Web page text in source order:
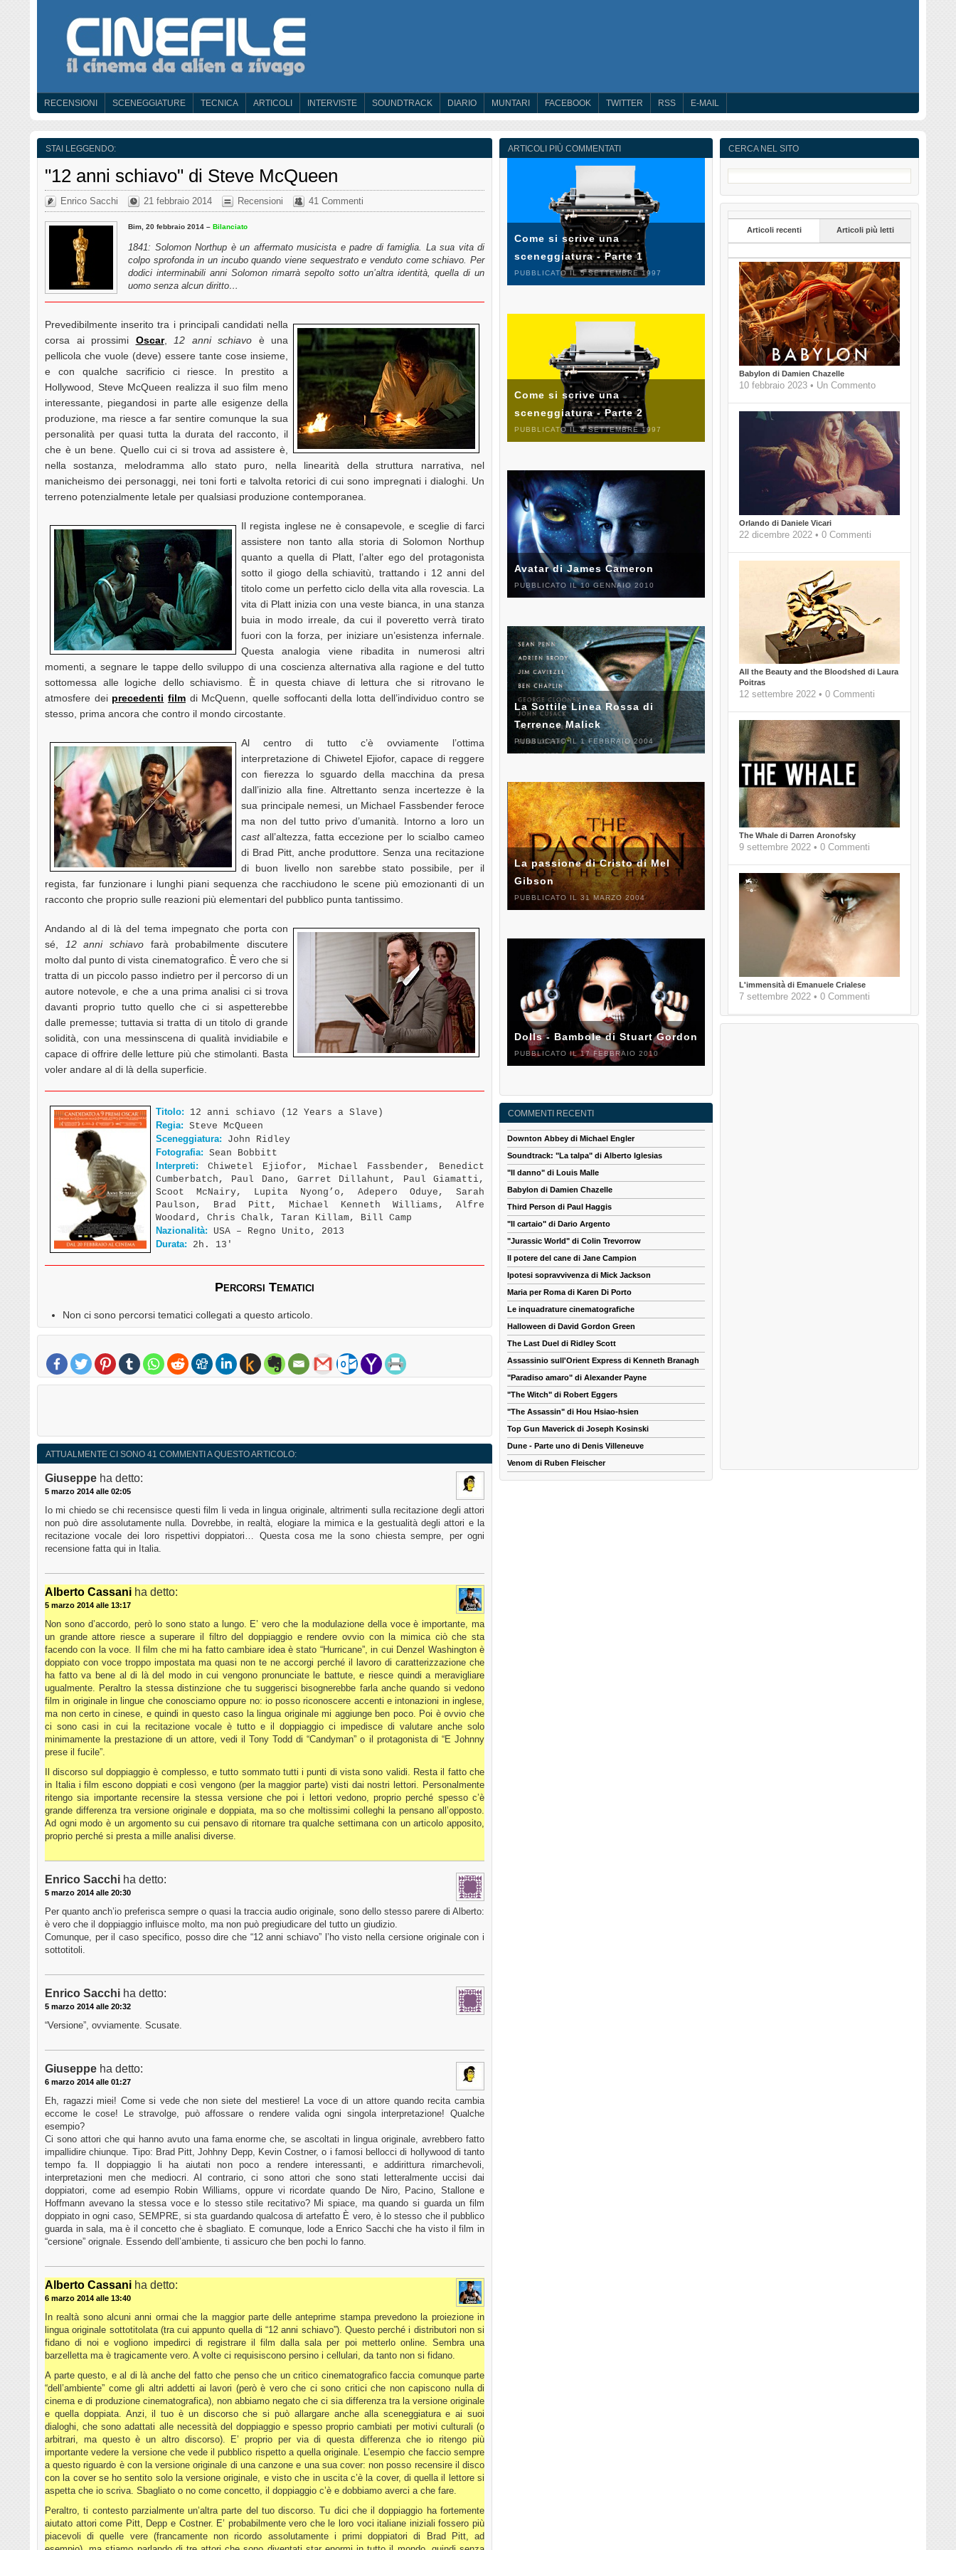
RECENSIONI SCENEGGIATURE TECNICA ARTICOLI INTERVISTE SOUNDTRACK DIARIO MUNTARI FACEBOOK TWITTER RSS E-MAIL
STAI LEGGENDO:
"12 anni schiavo" di Steve McQueen
Enrico Sacchi 21 febbraio 2014 Recensioni 41 Commenti
Bim, 20 febbraio 2014 – Bilanciato
1841: Solomon Northup è un affermato musicista e padre di famiglia. La sua vita di
colpo sprofonda in un incubo quando viene sequestrato e venduto come schiavo. Per
dodici interminabili anni Solomon rimarrà sepolto sotto un’altra identità, quella di un
uomo senza alcun diritto…
Prevedibilmente inserito tra i principali candidati nella
corsa ai prossimi Oscar, 12 anni schiavo è una
pellicola che vuole (deve) essere tante cose insieme,
e con qualche sacrificio ci riesce. In prestito a
Hollywood, Steve McQueen realizza il suo film meno
interessante, piegandosi in parte alle esigenze della
produzione, ma riesce a far sentire comunque la sua
personalità per quasi tutta la durata del racconto, il
che è un bene. Quello cui ci si trova ad assistere è,
nella sostanza, melodramma allo stato puro, nella linearità della struttura narrativa, nel
manicheismo dei personaggi, nei toni forti e talvolta retorici di cui sono impregnati i dialoghi. Un
terreno potenzialmente letale per qualsiasi produzione contemporanea.
Il regista inglese ne è consapevole, e sceglie di farci
assistere non tanto alla storia di Solomon Northup
quanto a quella di Platt, l’alter ego del protagonista
sotto il giogo della schiavitù, trattando i 12 anni del
titolo come un perfetto ciclo della vita alla rovescia. La
vita di Platt inizia con una veste bianca, in una stanza
buia in modo irreale, da cui il poveretto verrà tirato
fuori con la forza, per iniziare un’esistenza infernale.
Questa analogia viene ribadita in numerosi altri
momenti, a segnare le tappe dello sviluppo di una coscienza alternativa alla ragione e del tutto
sottomessa alle logiche dello schiavismo. È in questa chiave di lettura che si ritrovano le
atmosfere dei precedenti film di McQuenn, quelle soffocanti della lotta dell’individuo contro se
stesso, prima ancora che contro il mondo circostante.
Al centro di tutto c’è ovviamente l’ottima
interpretazione di Chiwetel Ejiofor, capace di reggere
con fierezza lo sguardo della macchina da presa
dall’inizio alla fine. Altrettanto senza incertezze è la
sua principale nemesi, un Michael Fassbender feroce
ma non del tutto privo d’umanità. Intorno a loro un
castall’altezza, fatta eccezione per lo scialbo cameo
di Brad Pitt, anche produttore. Senza una recitazione
di buon livello non sarebbe stato possibile, per il
regista, far funzionare i lunghi piani sequenza che racchiudono le scene più emozionanti di un
racconto che proprio sulle reazioni più elementari del pubblico punta tantissimo.
Andando al di là del tema impegnato che porta con
sé,
12 anni schiavo farà probabilmente discutere
molto dal punto di vista cinematografico. È vero che si
tratta di un piccolo passo indietro per il percorso di un
autore notevole, e che a una prima analisi ci si trova
davanti proprio tutto quello che ci si aspetterebbe
dalle premesse; tuttavia si tratta di un titolo di grande
solidità, con una messinscena di qualità invidiabile e
capace di offrire delle letture più che stimolanti. Basta
voler andare al di là della superficie.
Titolo: 12 anni schiavo (12 Years a Slave)
Regia: Steve McQueen
Sceneggiatura: John Ridley
Fotografia: Sean Bobbitt
Interpreti: Chiwetel Ejiofor, Michael Fassbender, Benedict
Cumberbatch, Paul Dano, Garret Dillahunt, Paul Giamatti,
Scoot McNairy, Lupita Nyong’o, Adepero Oduye, Sarah
Paulson, Brad Pitt, Michael Kenneth Williams, Alfre
Woodard, Chris Chalk, Taran Killam, Bill Camp
Nazionalità: USA – Regno Unito, 2013
Durata: 2h. 13′
Percorsi Tematici
Non ci sono percorsi tematici collegati a questo articolo.
ATTUALMENTE CI SONO 41 COMMENTI A QUESTO ARTICOLO:
Giuseppe ha detto:
5 marzo 2014 alle 02:05
Io mi chiedo se chi recensisce questi film li veda in lingua originale, altrimenti sulla recitazione degli attori
non può dire assolutamente nulla. Dovrebbe, in realtà, elogiare la mimica e la gestualità degli attori e la
recitazione vocale dei loro rispettivi doppiatori… Questa cosa me la sono chiesta sempre, per ogni
recensione fatta qui in Italia.
Alberto Cassani ha detto:
5 marzo 2014 alle 13:17
Non sono d’accordo, però lo sono stato a lungo. E’ vero che la modulazione della voce è importante, ma
un grande attore riesce a superare il filtro del doppiaggio e rendere ovvio con la mimica ciò che sta
facendo con la voce. Il film che mi ha fatto cambiare idea è stato “Hurricane”, in cui Denzel Washington è
doppiato con voce troppo impostata ma quasi non te ne accorgi perché il lavoro di caratterizzazione che
ha fatto va bene al di là del modo in cui vengono pronunciate le battute, e riesce quindi a meravigliare
ugualmente. Peraltro la stessa distinzione che tu suggerisci bisognerebbe farla anche quando si vedono
film in originale in lingue che conosciamo oppure no: io posso riconoscere accenti e intonazioni in inglese,
ma non certo in cinese, e quindi in questo caso la lingua originale mi aggiunge ben poco. Poi è ovvio che
ci sono casi in cui la recitazione vocale è tutto e il doppiaggio ci impedisce di valutare anche solo
minimamente la prestazione di un attore, vedi il Tony Todd di “Candyman” o il protagonista di “E Johnny
prese il fucile”.
Il discorso sul doppiaggio è complesso, e tutto sommato tutti i punti di vista sono validi. Resta il fatto che
in Italia i film escono doppiati e così vengono (per la maggior parte) visti dai nostri lettori. Personalmente
ritengo sia importante recensire la stessa versione che poi i lettori vedono, proprio perché spesso c’è
grande differenza tra versione originale e doppiata, ma so che moltissimi colleghi la pensano all’opposto.
Ad ogni modo è un argomento su cui pensavo di ritornare tra qualche settimana con un articolo apposito,
proprio perché si presta a mille analisi diverse.
Enrico Sacchi ha detto:
5 marzo 2014 alle 20:30
Per quanto anch’io preferisca sempre o quasi la traccia audio originale, sono dello stesso parere di Alberto:
è vero che il doppiaggio influisce molto, ma non può pregiudicare del tutto un giudizio.
Comunque, per il caso specifico, posso dire che “12 anni schiavo” l’ho visto nella cersione originale con i
sottotitoli.
Enrico Sacchi ha detto:
5 marzo 2014 alle 20:32
“Versione”, ovviamente. Scusate.
Giuseppe ha detto:
6 marzo 2014 alle 01:27
Eh, ragazzi miei! Come si vede che non siete del mestiere! La voce di un attore quando recita cambia
eccome le cose! Le stravolge, può affossare o rendere valida ogni singola interpretazione! Qualche
esempio?
Ci sono attori che qui hanno avuto una fama enorme che, se ascoltati in lingua originale, avrebbero fatto
impallidire chiunque. Tipo: Brad Pitt, Johhny Depp, Kevin Costner, o i famosi bellocci di hollywood di tanto
tempo fa. Il doppiaggio li ha aiutati non poco a rendere interessanti, e addirittura rimarchevoli,
interpretazioni men che mediocri. Al contrario, ci sono attori che sono stati letteralmente uccisi dai
doppiatori, come ad esempio Robin Williams, oppure vi ricordate quando De Niro, Pacino, Stallone e
Hoffmann avevano la stessa voce e lo stesso stile recitativo? Mi spiace, ma quando si guarda un film
doppiato in ogni caso, SEMPRE, si sta guardando qualcosa di artefatto È vero, è lo stesso che il pubblico
guarda in sala, ma è il concetto che è sbagliato. E comunque, lode a Enrico Sacchi che ha visto il film in
“cersione” orignale. Essendo dell’ambiente, ti assicuro che ben pochi lo fanno.
Alberto Cassani ha detto:
6 marzo 2014 alle 13:40
In realtà sono alcuni anni ormai che la maggior parte delle anteprime stampa prevedono la proiezione in
lingua originale sottotitolata (tra cui appunto quella di “12 anni schiavo”). Questo perché i distributori non si
fidano di noi e vogliono impedirci di registrare il film dalla sala per poi metterlo online. Sembra una
barzelletta ma è tragicamente vero. A volte ci requisiscono persino i cellulari, da tanto non si fidano.
A parte questo, e al di là anche del fatto che penso che un critico cinematografico faccia comunque parte
“dell’ambiente” come gli altri addetti ai lavori (però è vero che ci sono critici che non capiscono nulla di
cinema e di produzione cinematografica), non abbiamo negato che ci sia differenza tra la versione originale
e quella doppiata. Anzi, il tuo è un discorso che si può allargare anche alla sceneggiatura e ai suoi
dialoghi, che sono adattati alle necessità del doppiaggio e spesso proprio cambiati per motivi culturali (o
arbitrari, ma questo è un altro discorso). E’ proprio per via di questa differenza che io ritengo più
importante vedere la versione che vede il pubblico rispetto a quella originale. L’esempio che faccio sempre
a questo riguardo è con la versione originale di una canzone e una sua cover: non posso recensire il disco
con la cover se ho sentito solo la versione originale, e visto che in uscita c’è la cover, di quella il lettore si
aspetta che io scriva. Sbagliato o no come concetto, il doppiaggio c’è e dobbiamo averci a che fare.
Peraltro, ti contesto parzialmente un’altra parte del tuo discorso. Tu dici che il doppiaggio ha fortemente
aiutato attori come Pitt, Depp e Costner. E’ probabilmente vero che le loro voci italiane iniziali fossero più
piacevoli di quelle vere (francamente non ricordo assolutamente i primi doppiatori di Brad Pitt, ad
CERCA NEL SITO
Articoli recenti Articoli più letti
Babylon di Damien Chazelle
10 febbraio 2023 • Un Commento
Orlando di Daniele Vicari
22 dicembre 2022 • 0 Commenti
All the Beauty and the Bloodshed di Laura
Poitras
12 settembre 2022 • 0 Commenti
The Whale di Darren Aronofsky
9 settembre 2022 • 0 Commenti
L'immensità di Emanuele Crialese
7 settembre 2022 • 0 Commenti
ARTICOLI PIÙ COMMENTATI
Come si scrive una
sceneggiatura - Parte 1
PUBBLICATO IL 5 SETTEMBRE 1997
Come si scrive una
sceneggiatura - Parte 2
PUBBLICATO IL 4 SETTEMBRE 1997
Avatar di James Cameron
PUBBLICATO IL 10 GENNAIO 2010
La Sottile Linea Rossa di
Terrence Malick
PUBBLICATO IL 1 FEBBRAIO 2004
La passione di Cristo di Mel
Gibson
PUBBLICATO IL 31 MARZO 2004
Dolls - Bambole di Stuart Gordon
PUBBLICATO IL 17 FEBBRAIO 2010
COMMENTI RECENTI
Downton Abbey di Michael Engler
Soundtrack: "La talpa" di Alberto Iglesias
"Il danno" di Louis Malle
Babylon di Damien Chazelle
Third Person di Paul Haggis
"Il cartaio" di Dario Argento
"Jurassic World" di Colin Trevorrow
Il potere del cane di Jane Campion
Ipotesi sopravvivenza di Mick Jackson
Maria per Roma di Karen Di Porto
Le inquadrature cinematografiche
Halloween di David Gordon Green
The Last Duel di Ridley Scott
Assassinio sull'Orient Express di Kenneth Branagh
"Paradiso amaro" di Alexander Payne
"The Witch" di Robert Eggers
"The Assassin" di Hou Hsiao-hsien
Top Gun Maverick di Joseph Kosinski
Dune - Parte uno di Denis Villeneuve
Venom di Ruben Fleischer